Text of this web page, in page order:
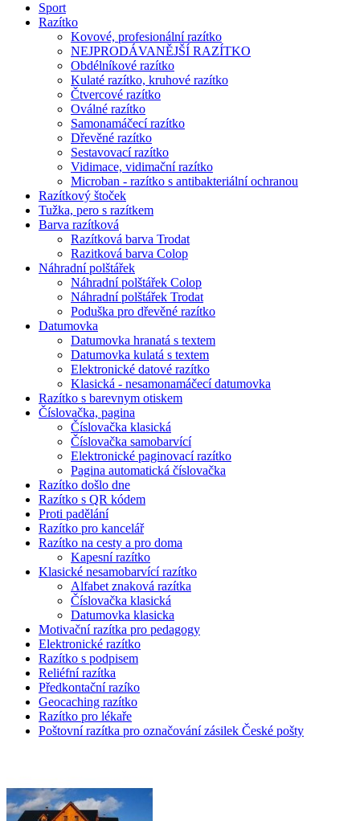
Sport
Razítko
Kovové, profesionální razítko
NEJPRODÁVANĚJŠÍ RAZÍTKO
Obdélníkové razítko
Kulaté razítko, kruhové razítko
Čtvercové razítko
Oválné razítko
Samonamáčecí razítko
Dřevěné razítko
Sestavovací razítko
Vidimace, vidimační razítko
Microban - razítko s antibakteriální ochranou
Razítkový štoček
Tužka, pero s razítkem
Barva razítková
Razítková barva Trodat
Razitková barva Colop
Náhradní polštářek
Náhradní polštářek Colop
Náhradní polštářek Trodat
Poduška pro dřevěné razítko
Datumovka
Datumovka hranatá s textem
Datumovka kulatá s textem
Elektronické datové razítko
Klasická - nesamonamáčecí datumovka
Razítko s barevnym otiskem
Číslovačka, pagina
Číslovačka klasická
Číslovačka samobarvící
Elektronické paginovací razítko
Pagina automatická číslovačka
Razítko došlo dne
Razítko s QR kódem
Proti padělání
Razítko pro kancelář
Razítko na cesty a pro doma
Kapesní razítko
Klasické nesamobarvící razítko
Alfabet znaková razítka
Číslovačka klasická
Datumovka klasicka
Motivační razítka pro pedagogy
Elektronické razítko
Razítko s podpisem
Reliéfní razítka
Předkontační razíko
Geocaching razítko
Razítko pro lékaře
Poštovní razítka pro označování zásilek České pošty